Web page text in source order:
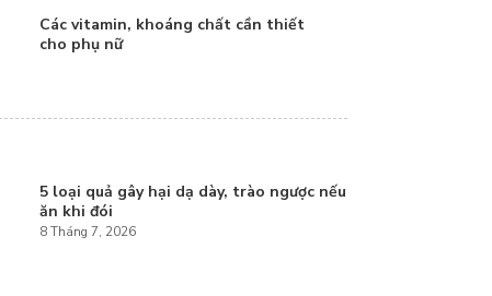
Các vitamin, khoáng chất cần thiết
cho phụ nữ
5 loại quả gây hại dạ dày, trào ngược nếu
ăn khi đói
8 Tháng 7, 2026